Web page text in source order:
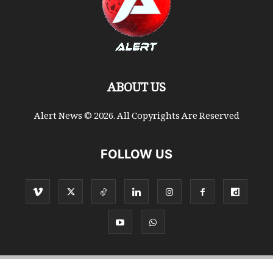
ABOUT US
Alert News © 2026. All Copyrights Are Reserved
FOLLOW US